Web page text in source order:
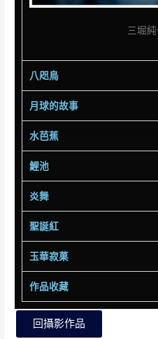
三堀
八咫鳥
月球的故事
水芭蕉
鯉池
炎舞
聖誕紅
玉華寂菓
作品收藏
回攝影作品